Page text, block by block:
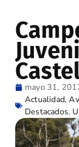
mayo 31,
Actualidad,
Destacados,